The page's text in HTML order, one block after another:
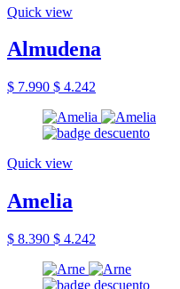
Quick view
Almudena
$ 7.990 $ 4.242
Quick view
Amelia
$ 8.390 $ 4.242